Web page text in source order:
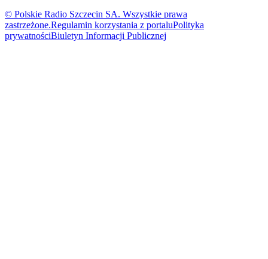
© Polskie Radio Szczecin SA. Wszystkie prawa
zastrzeżone.Regulamin korzystania z portaluPolityka
prywatnościBiuletyn Informacji Publicznej